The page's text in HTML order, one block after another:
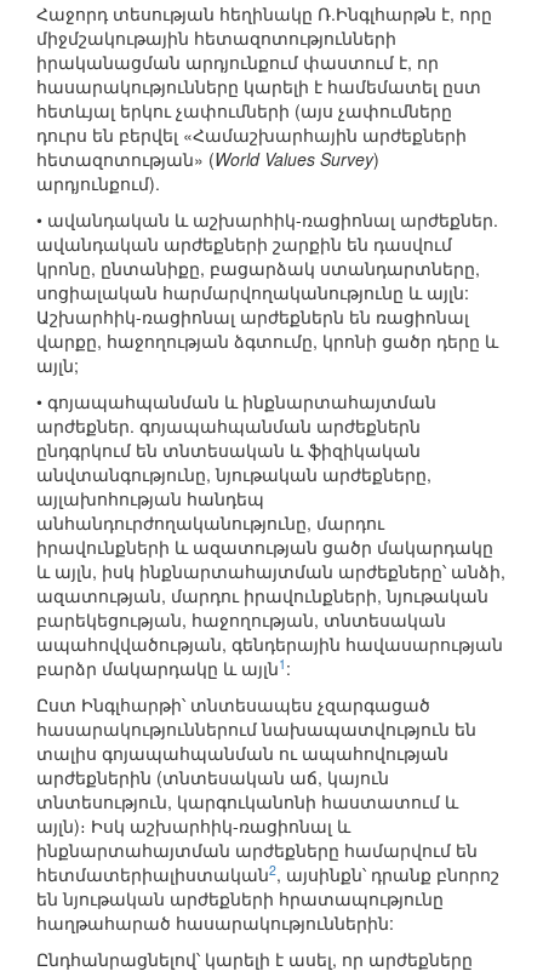
Հաջորդ տեսության հեղինակը Ռ.Ինգլհարթն է, որը
միջմշակութային հետազոտությունների
իրականացման արդյունքում փաստում է, որ
հասարակությունները կարելի է համեմատել ըստ
հետևյալ երկու չափումների (այս չափումները
դուրս են բերվել «Համաշխարհային արժեքների
հետազոտության» (World Values Survey)
արդյունքում).
• ավանդական և աշխարհիկ-ռացիոնալ արժեքներ.
ավանդական արժեքների շարքին են դասվում
կրոնը, ընտանիքը, բացարձակ ստանդարտները,
սոցիալական հարմարվողականությունը և այլն:
Աշխարհիկ-ռացիոնալ արժեքներն են ռացիոնալ
վարքը, հաջողության ձգտումը, կրոնի ցածր դերը և
այլն;
• գոյապահպանման և ինքնարտահայտման
արժեքներ. գոյապահպանման արժեքներն
ընդգրկում են տնտեսական և ֆիզիկական
անվտանգությունը, նյութական արժեքները,
այլախոհության հանդեպ
անհանդուրժողականությունը, մարդու
իրավունքների և ազատության ցածր մակարդակը
և այլն, իսկ ինքնարտահայտման արժեքները՝ անձի,
ազատության, մարդու իրավունքների, նյութական
բարեկեցության, հաջողության, տնտեսական
ապահովվածության, գենդերային հավասարության
բարձր մակարդակը և այլն1 :
Ըստ Ինգլհարթի՝ տնտեսապես չզարգացած
հասարակություններում նախապատվություն են
տալիս գոյապահպանման ու ապահովության
արժեքներին (տնտեսական աճ, կայուն
տնտեսություն, կարգուկանոնի հաստատում և
այլն)։ Իսկ աշխարհիկ-ռացիոնալ և
ինքնարտահայտման արժեքները համարվում են
հետմատերիալիստական2, այսինքն՝ դրանք բնորոշ
են նյութական արժեքների հրատապությունը
հաղթահարած հասարակություններին:
Ընդհանրացնելով՝ կարելի է ասել, որ արժեքները